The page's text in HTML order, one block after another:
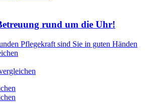
rund um die Uhr!
Pflegekraft sind Sie in guten Händen